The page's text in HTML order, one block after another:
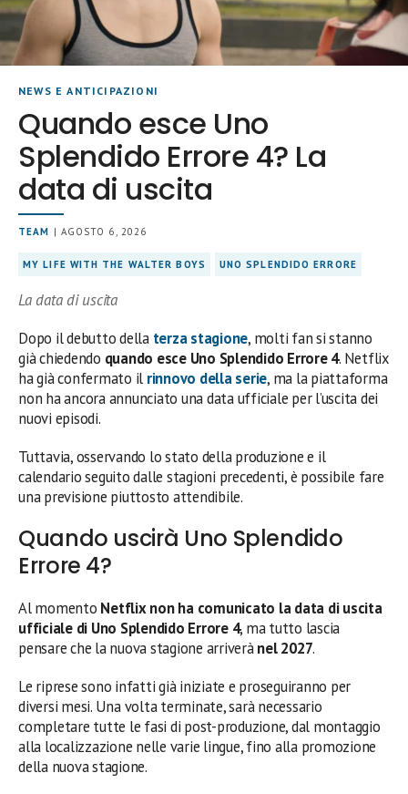
NEWS E ANTICIPAZIONI
Quando esce Uno
Splendido Errore 4? La
data di uscita
TEAM | AGOSTO 6, 2026
MY LIFE WITH THE WALTER BOYS UNO SPLENDIDO ERRORE
La data di uscita
Dopo il debutto della terza stagione, molti fan si stanno
già chiedendo quando esce Uno Splendido Errore 4. Netflix
ha già confermato il rinnovo della serie, ma la piattaforma
non ha ancora annunciato una data ufficiale per l’uscita dei
nuovi episodi.
Tuttavia, osservando lo stato della produzione e il
calendario seguito dalle stagioni precedenti, è possibile fare
una previsione piuttosto attendibile.
Quando uscirà Uno Splendido
Errore 4?
Al momento Netflix non ha comunicato la data di uscita
ufficiale di Uno Splendido Errore 4, ma tutto lascia
pensare che la nuova stagione arriverànel 2027.
Le riprese sono infatti già iniziate e proseguiranno per
diversi mesi. Una volta terminate, sarà necessario
completare tutte le fasi di post-produzione, dal montaggio
alla localizzazione nelle varie lingue, fino alla promozione
della nuova stagione.